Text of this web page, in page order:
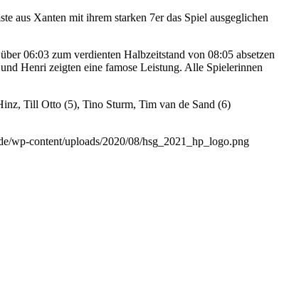
aus Xanten mit ihrem starken 7er das Spiel ausgeglichen
06:03 zum verdienten Halbzeitstand von 08:05 absetzen
Henri zeigten eine famose Leistung. Alle Spielerinnen
Till Otto (5), Tino Sturm, Tim van de Sand (6)
wp-content/uploads/2020/08/hsg_2021_hp_logo.png